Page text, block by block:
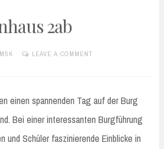
2ab
LEAVE A COMMENT
einen spannenden Tag auf der Burg
Bei einer interessanten Burgführung
und Schüler faszinierende Einblicke in